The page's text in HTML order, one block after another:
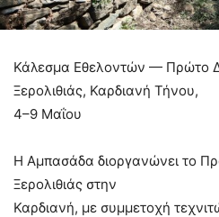
Κάλεσμα Εθελοντών — Πρώτο
Ξερολιθιάς, Καρδιανή Τήνου,
4–9 Μαΐου
Η Αμπασάδα διοργανώνει το
Ξερολιθιάς στην
Καρδιανή, με συμμετοχή